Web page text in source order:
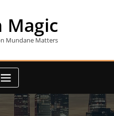
Magic
Mundane Matters